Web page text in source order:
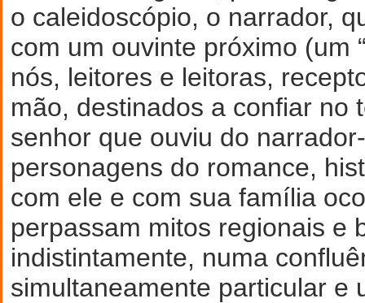
o caleidoscópio, o narrador,
com um ouvinte próximo (um
nós, leitores e leitoras,
mão, destinados a confiar no
senhor que ouviu do
personagens do romance,
com ele e com sua família
perpassam mitos regionais e
indistintamente, numa
simultaneamente particular e